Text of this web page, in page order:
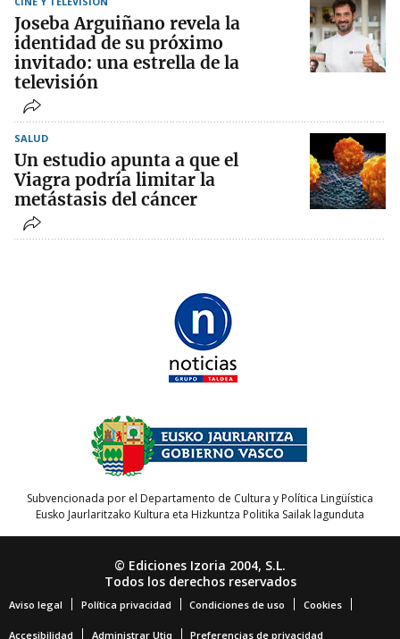
Joseba Arguiñano revela la
identidad de su próximo
invitado: una estrella de la
televisión
SALUD
Un estudio apunta a que el
Viagra podría limitar la
metástasis del cáncer
Subvencionada por el Departamento de Cultura y Política Lingüística
Eusko Jaurlaritzako Kultura eta Hizkuntza Politika Sailak lagunduta
© Ediciones Izoria 2004, S.L.
Todos los derechos reservados
Aviso legal Política privacidad Condiciones de uso Cookies
Accesibilidad Administrar Utiq Preferencias de privacidad